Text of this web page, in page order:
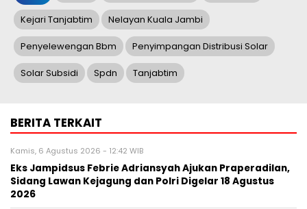
Kejari Tanjabtim Nelayan Kuala Jambi
Penyelewengan Bbm Penyimpangan Distribusi Solar
Solar Subsidi Spdn Tanjabtim
BERITA TERKAIT
Kamis, 6 Agustus 2026 - 12:42 WIB
Eks Jampidsus Febrie Adriansyah Ajukan Praperadilan,
Sidang Lawan Kejagung dan Polri Digelar 18 Agustus
2026